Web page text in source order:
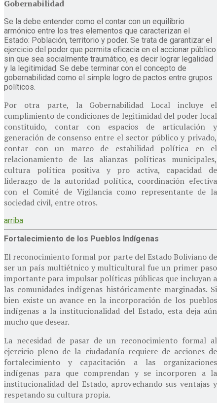
Gobernabilidad
Se la debe entender como el contar con un equilibrio
armónico entre los tres elementos que caracterizan el
Estado: Población, territorio y poder. Se trata de garantizar el
ejercicio del poder que permita eficacia en el accionar público
sin que sea socialmente traumático, es decir lograr legalidad
y la legitimidad. Se debe terminar con el concepto de
gobernabilidad como el simple logro de pactos entre grupos
políticos.
Por otra parte, la Gobernabilidad Local incluye el
cumplimiento de condiciones de legitimidad del poder local
constituido, contar con espacios de articulación y
generación de consenso entre el sector público y privado,
contar con un marco de estabilidad política en el
relacionamiento de las alianzas políticas municipales,
cultura política positiva y pro activa, capacidad de
liderazgo de la autoridad política, coordinación efectiva
con el Comité de Vigilancia como representante de la
sociedad civil, entre otros.
arriba
Fortalecimiento de los Pueblos Indígenas
El reconocimiento formal por parte del Estado Boliviano de
ser un país multiétnico y multicultural fue un primer paso
importante para impulsar políticas públicas que incluyan a
las comunidades indígenas históricamente marginadas. Si
bien existe un avance en la incorporación de los pueblos
indígenas a la institucionalidad del Estado, esta deja aún
mucho que desear.
La necesidad de pasar de un reconocimiento formal al
ejercicio pleno de la ciudadanía requiere de acciones de
fortalecimiento y capacitación a las organizaciones
indígenas para que comprendan y se incorporen a la
institucionalidad del Estado, aprovechando sus ventajas y
respetando su cultura propia.